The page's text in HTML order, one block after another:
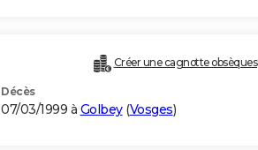
Créer une cagnotte obsèques
Décès
07/03/1999 à Golbey(Vosges)